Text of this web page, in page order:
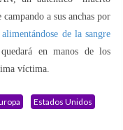
a sus anchas por
de la sangre
en manos de los
víctima.
Estados Unidos